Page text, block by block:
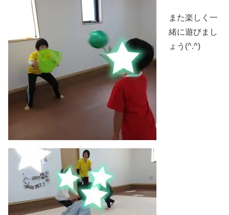
また楽しく一
緒に遊びまし
ょう(^.^)